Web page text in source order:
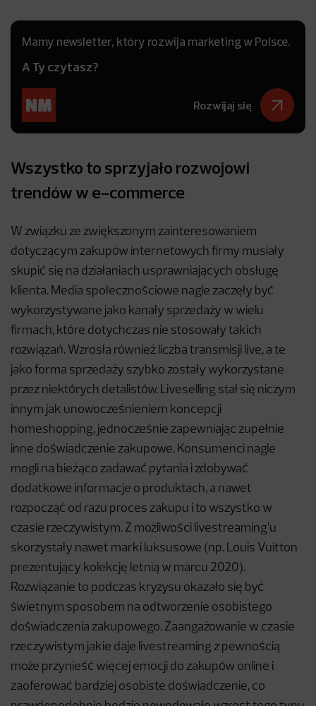
Mamy newsletter, który rozwija marketing w Polsce.
A Ty czytasz?
Rozwijaj się
Wszystko to sprzyjało rozwojowi
trendów w e-commerce
W związku ze zwiększonym zainteresowaniem
dotyczącym zakupów internetowych firmy musiały
skupić się na działaniach usprawniających obsługę
klienta. Media społecznościowe nagle zaczęły być
wykorzystywane jako kanały sprzedaży w wielu
firmach, które dotychczas nie stosowały takich
rozwiązań. Wzrosła również liczba transmisji live, a te
jako forma sprzedaży szybko zostały wykorzystane
przez niektórych detalistów. Liveselling stał się niczym
innym jak unowocześnieniem koncepcji
homeshopping, jednocześnie zapewniając zupełnie
inne doświadczenie zakupowe. Konsumenci nagle
mogli na bieżąco zadawać pytania i zdobywać
dodatkowe informacje o produktach, a nawet
rozpocząć od razu proces zakupu i to wszystko w
czasie rzeczywistym. Z możliwości livestreaming’u
skorzystały nawet marki luksusowe (np. Louis Vuitton
prezentujący kolekcję letnią w marcu 2020).
Rozwiązanie to podczas kryzysu okazało się być
świetnym sposobem na odtworzenie osobistego
doświadczenia zakupowego. Zaangażowanie w czasie
rzeczywistym jakie daje livestreaming z pewnością
może przynieść więcej emocji do zakupów online i
zaoferować bardziej osobiste doświadczenie, co